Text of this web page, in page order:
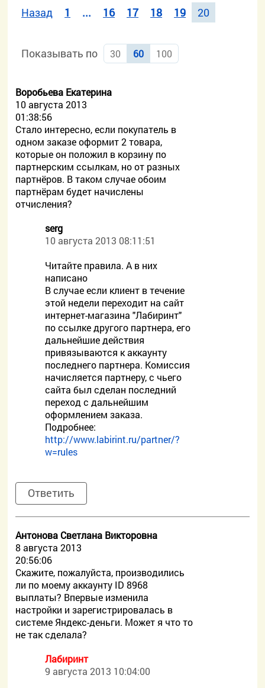
Назад 1 ... 16 17 18 19 20
Показывать по 30 60 100
Воробьева Екатерина
10 августа 2013
01:38:56
Стало интересно, если покупатель в
одном заказе оформит 2 товара,
которые он положил в корзину по
партнерским ссылкам, но от разных
партнёров. В таком случае обоим
партнёрам будет начислены
отчисления?
serg
10 августа 2013 08:11:51
Читайте правила. А в них
написано
В случае если клиент в течение
этой недели переходит на сайт
интернет-магазина "Лабиринт"
по ссылке другого партнера, его
дальнейшие действия
привязываются к аккаунту
последнего партнера. Комиссия
начисляется партнеру, с чьего
сайта был сделан последний
переход с дальнейшим
оформлением заказа.
Подробнее:
http://www.labirint.ru/partner/?
w=rules
Ответить
Антонова Светлана Викторовна
8 августа 2013
20:56:06
Скажите, пожалуйста, производились
ли по моему аккаунту ID 8968
выплаты? Впервые изменила
настройки и зарегистрировалась в
системе Яндекс-деньги. Может я что то
не так сделала?
Лабиринт
9 августа 2013 10:04:00